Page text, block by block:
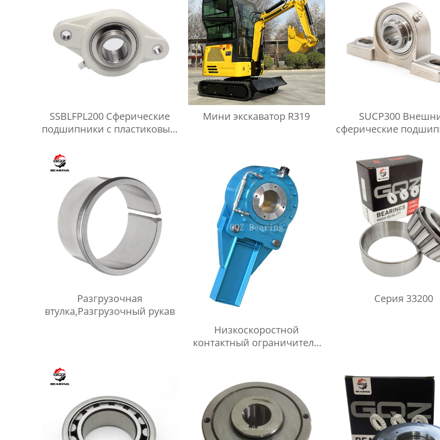
SSBLFPL200 Сферические
подшипники с пластиковым
Мини экскаватор R319
SUCP300
сферические
стали
Разгрузочная
втулка,Разгрузочный рукав
Низкоскоростной
контактный ограничитель
Серия 33200